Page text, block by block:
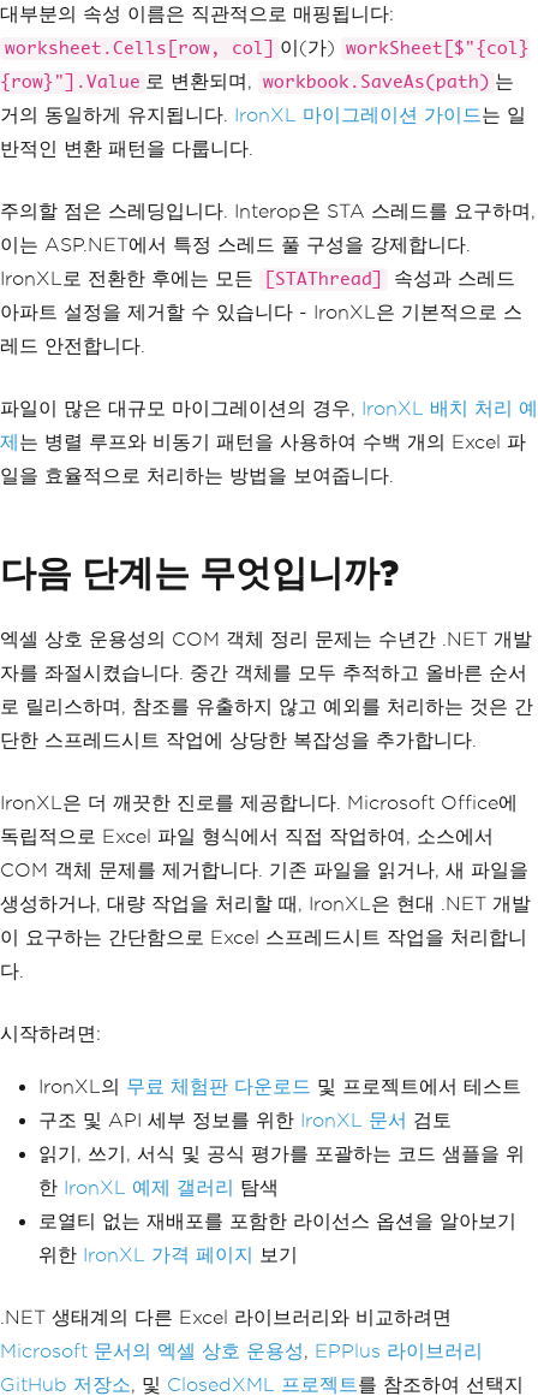
대부분의 속성 이름은 직관적으로 매핑됩니다:
worksheet.Cells[row, col] 이(가)
workSheet[$"{col}
{row}"].Value 로 변환되며, workbook.SaveAs(path) 는
거의 동일하게 유지됩니다. IronXL 마이그레이션 가이드는 일
반적인 변환 패턴을 다룹니다.
주의할 점은 스레딩입니다. Interop은 STA 스레드를 요구하며,
이는 ASP.NET에서 특정 스레드 풀 구성을 강제합니다.
IronXL로 전환한 후에는 모든
[STAThread]
속성과 스레드
아파트 설정을 제거할 수 있습니다 - IronXL은 기본적으로 스
레드 안전합니다.
파일이 많은 대규모 마이그레이션의 경우, IronXL 배치 처리 예
제 는 병렬 루프와 비동기 패턴을 사용하여 수백 개의 Excel 파
일을 효율적으로 처리하는 방법을 보여줍니다.
다음 단계는 무엇입니까?
엑셀 상호 운용성의 COM 객체 정리 문제는 수년간 .NET 개발
자를 좌절시켰습니다. 중간 객체를 모두 추적하고 올바른 순서
로 릴리스하며, 참조를 유출하지 않고 예외를 처리하는 것은 간
단한 스프레드시트 작업에 상당한 복잡성을 추가합니다.
IronXL은 더 깨끗한 진로를 제공합니다. Microsoft Office에
독립적으로 Excel 파일 형식에서 직접 작업하여, 소스에서
COM 객체 문제를 제거합니다. 기존 파일을 읽거나, 새 파일을
생성하거나, 대량 작업을 처리할 때, IronXL은 현대 .NET 개발
이 요구하는 간단함으로 Excel 스프레드시트 작업을 처리합니
다.
시작하려면:
IronXL의 무료 체험판 다운로드 및 프로젝트에서 테스트
구조 및 API 세부 정보를 위한 IronXL 문서 검토
읽기, 쓰기, 서식 및 공식 평가를 포괄하는 코드 샘플을 위
한 IronXL 예제 갤러리
탐색
로열티 없는 재배포를 포함한 라이선스 옵션을 알아보기
위한 IronXL 가격 페이지 보기
.NET 생태계의 다른 Excel 라이브러리와 비교하려면
Microsoft 문서의 엑셀 상호 운용성, EPPlus 라이브러리
GitHub 저장소, 및 ClosedXML 프로젝트를 참조하여 선택지